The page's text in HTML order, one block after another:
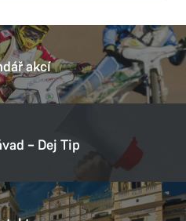
12:00–17:00
akcí
– Dej Tip